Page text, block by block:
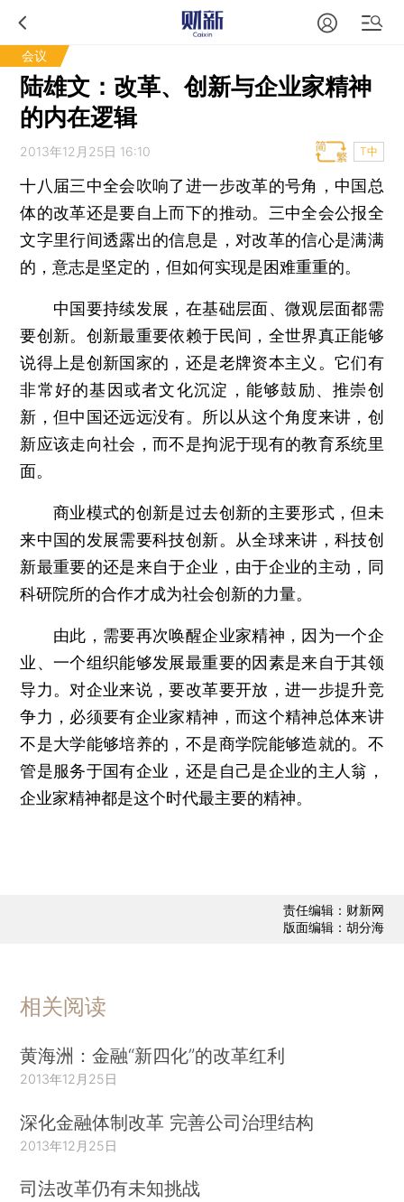
会议
陆雄文：改革、创新与企业家精神
的内在逻辑
2013年12月25日 16:10 T中
十八届三中全会吹响了进一步改革的号角，中国总
体的改革还是要自上而下的推动。三中全会公报全
文字里行间透露出的信息是，对改革的信心是满满
的，意志是坚定的，但如何实现是困难重重的。
中国要持续发展，在基础层面、微观层面都需
要创新。创新最重要依赖于民间，全世界真正能够
说得上是创新国家的，还是老牌资本主义。它们有
非常好的基因或者文化沉淀，能够鼓励、推崇创
新，但中国还远远没有。所以从这个角度来讲，创
新应该走向社会，而不是拘泥于现有的教育系统里
面。
商业模式的创新是过去创新的主要形式，但未
来中国的发展需要科技创新。从全球来讲，科技创
新最重要的还是来自于企业，由于企业的主动，同
科研院所的合作才成为社会创新的力量。
由此，需要再次唤醒企业家精神，因为一个企
业、一个组织能够发展最重要的因素是来自于其领
导力。对企业来说，要改革要开放，进一步提升竞
争力，必须要有企业家精神，而这个精神总体来讲
不是大学能够培养的，不是商学院能够造就的。不
管是服务于国有企业，还是自己是企业的主人翁，
企业家精神都是这个时代最主要的精神。
责任编辑：财新网
版面编辑：胡分海
相关阅读
黄海洲：金融“新四化”的改革红利
2013年12月25日
深化金融体制改革 完善公司治理结构
2013年12月25日
司法改革仍有未知挑战